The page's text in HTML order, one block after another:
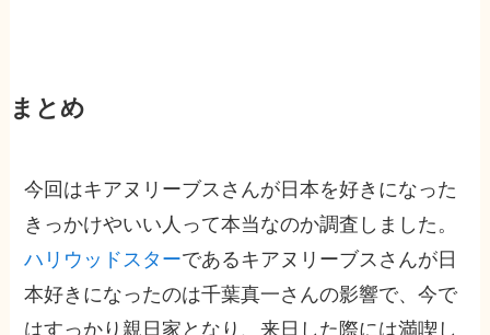
まとめ
今回はキアヌリーブスさんが日本を好きになった
きっかけやいい人って本当なのか調査しました。
ハリウッドスターであるキアヌリーブスさんが日
本好きになったのは千葉真一さんの影響で、今で
はすっかり親日家となり、来日した際には満喫し